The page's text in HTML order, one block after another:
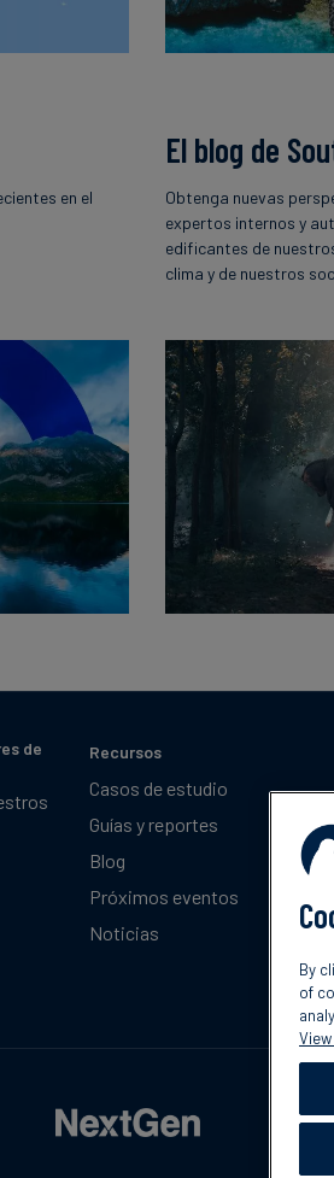
en el
El blog de
Obtenga nuevas
expertos internos y
edificantes de
clima y de nuestros
de
Recursos
Casos de estudio
Guías y reportes
Blog
Próximos eventos
Noticias
By
of